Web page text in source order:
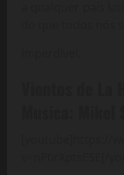
[youtube]https://